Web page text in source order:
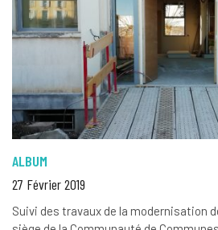
ALBUM
27 Février 2019
Suivi des travaux de la modernisation